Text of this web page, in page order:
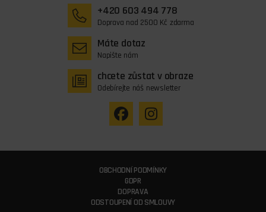
+420 603 494 778
Doprava nad 2500 Kč zdarma
Máte dotaz
Napište nám
chcete zůstat v obraze
Odebírejte náš newsletter
OBCHODNÍ PODMÍNKY
GDPR
DOPRAVA
ODSTOUPENÍ OD SMLOUVY